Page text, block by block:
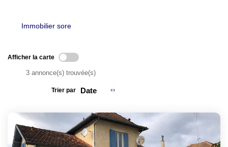
Immobilier sore
Afficher la carte
3 annonce(s) trouvée(s)
Trier par